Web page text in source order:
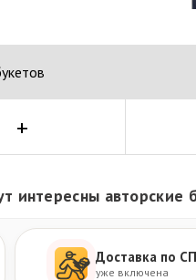
+
интересны авторские
Доставка по
уже включена